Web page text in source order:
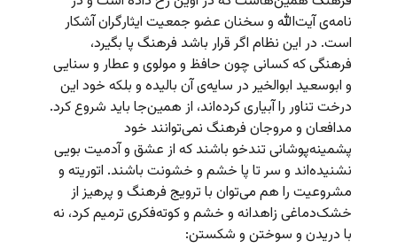
نامه‌ی آیت‌الله و سخنان عضو جمعیت ایثارگران آشکار
است. در این نظام اگر قرار باشد فرهنگ پا بگیرد،
فرهنگی که کسانی چون حافظ و مولوی و عطار و سنایی
و ابوسعید ابوالخیر در سایه‌ی آن بالیده و بلکه خود این
درخت تناور را آبیاری کرده‌اند، از همین‌جا باید شروع کرد.
مدافعان و مروجان فرهنگ نمی‌توانند خود
پشمینه‌پوشانی تندخو باشند که از عشق و آدمیت بویی
نشنیده‌اند و سر تا پا خشم و خشونت باشند. اتوریته و
مشروعیت را هم می‌توان با ترویج فرهنگ و پرهیز از
خشک‌دماغی زاهدانه و خشم و کوته‌فکری ترمیم کرد، نه
با دریدن و سوختن و شکستن: